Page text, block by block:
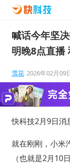
喊话今年坚
明晚8点直播
雪花 2026年02月09
快科技2月9日消
就在刚刚，小米
（也就是2月10